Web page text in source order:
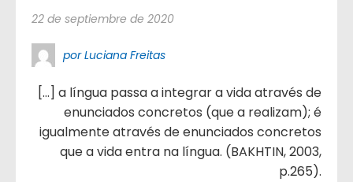
22 de septiembre de 2020
por Luciana Freitas
[…] a língua passa a integrar a vida através de
enunciados concretos (que a realizam); é
igualmente através de enunciados concretos
que a vida entra na língua. (BAKHTIN, 2003,
p.265).